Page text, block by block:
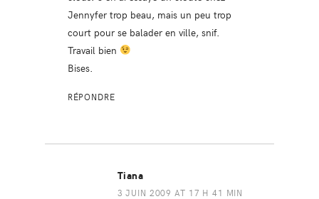
Jennyfer trop beau, mais un peu trop
court pour se balader en ville, snif.
Travail bien
Bises.
RÉPONDRE
Tiana
3 JUIN 2009 AT 17 H 41 MIN